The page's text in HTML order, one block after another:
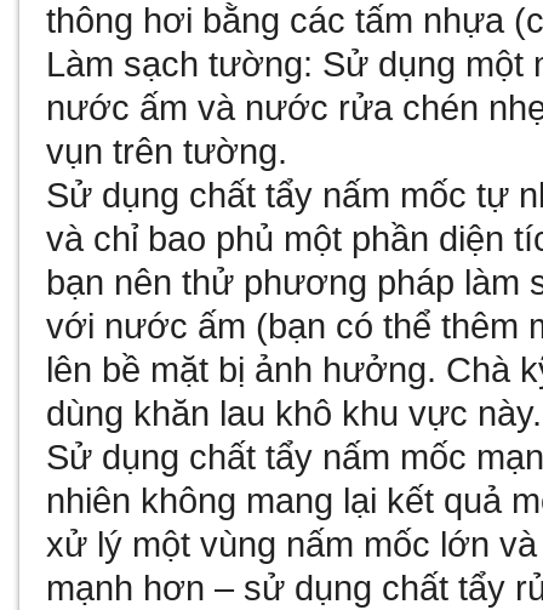
thông hơi bằng các tấm nhựa
Làm sạch tường: Sử dụng một
nước ấm và nước rửa chén
vụn trên tường.
Sử dụng chất tẩy nấm mốc tự
và chỉ bao phủ một phần diện
bạn nên thử phương pháp làm
với nước ấm (bạn có thể thêm
lên bề mặt bị ảnh hưởng. Chà
dùng khăn lau khô khu vực này.
Sử dụng chất tẩy nấm mốc
nhiên không mang lại kết quả
xử lý một vùng nấm mốc lớn
mạnh hơn – sử dụng chất tẩy